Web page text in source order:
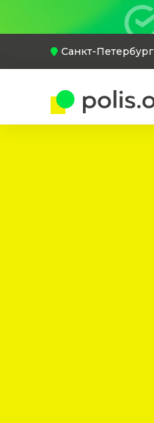
Санкт-Петербург